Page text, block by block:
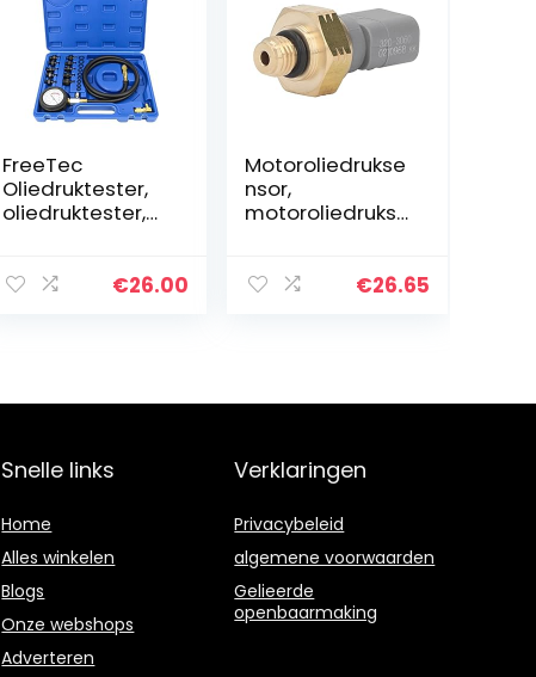
FreeTec
Oliedruktester,
oliedruktester,
gereedschap
€26.00
Motoroliedrukse
nsor,
motoroliedrukse
multifunctionele
€26.65
Snelle links
Home
Alles winkelen
Blogs
Onze webshops
Adverteren
Verklaringen
Privacybeleid
algemene voorwaarden
Gelieerde
openbaarmaking